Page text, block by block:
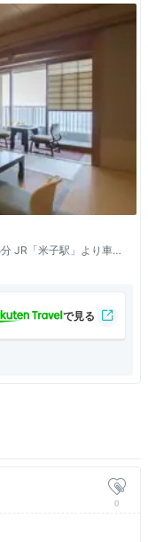
JR「米子駅」より車で
0